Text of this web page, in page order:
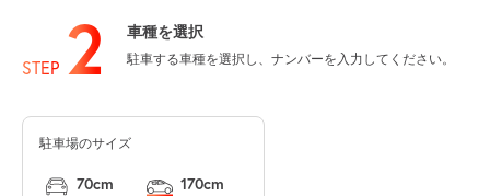
8月15日 (土) ¥400
8月16日 (日)
STEP 2 車種を選択
駐車する車種を選択し、ナンバーを入力してください。
駐車場のサイズ
70cm 170cm